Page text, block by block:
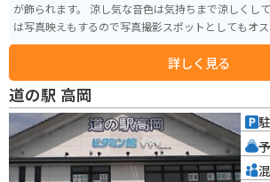
が飾られます。 涼し気な音色は気持ちまで涼しくし
は写真映えもするので写真撮影スポットとしてもオ
に整備されていています。
詳しく見る
道の駅 高岡